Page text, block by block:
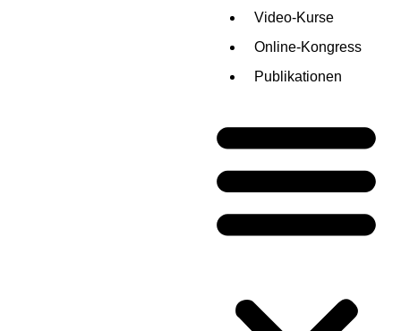
Video-Kurse
Online-Kongress
Publikationen